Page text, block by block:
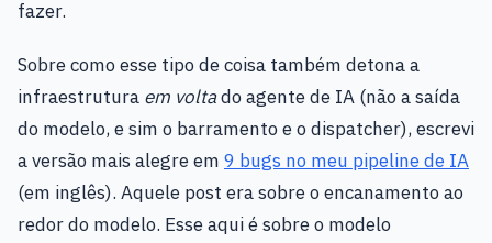
fazer.
Sobre como esse tipo de coisa também detona a
infraestrutura em voltado agente de IA (não a saída
do modelo, e sim o barramento e o dispatcher), escrevi
a versão mais alegre em 9 bugs no meu pipeline de IA
(em inglês). Aquele post era sobre o encanamento ao
redor do modelo. Esse aqui é sobre o modelo